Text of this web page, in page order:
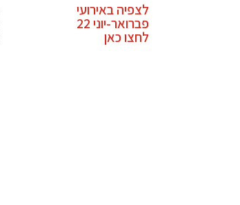
לצפיה באירועי
פברואר-יוני 22
לחצו כאן